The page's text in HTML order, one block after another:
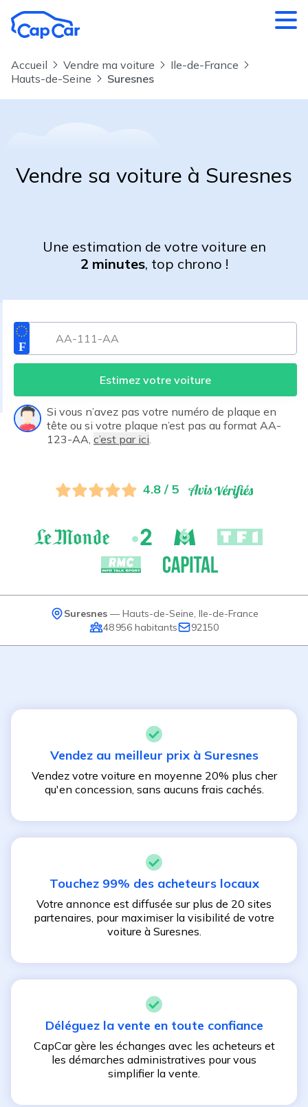
Accueil Vendre ma voiture
Ile-de-France
Hauts-de-Seine
Suresnes
Vendre sa voiture à Suresnes
Une estimation de votre voiture en
2 minutes, top chrono !
Estimez votre voiture
Si vous n’avez pas votre numéro de plaque en
tête ou si votre plaque n’est pas au format AA-
123-AA, c’est par ici
4.8 / 5
Suresnes— Hauts-de-Seine Ile-de-France
48 956 habitants 92150
Vendez au meilleur prix à Suresnes
Vendez votre voiture en moyenne 20% plus cher
qu'en concession, sans aucuns frais cachés.
Touchez 99% des acheteurs locaux
Votre annonce est diffusée sur plus de 20 sites
partenaires, pour maximiser la visibilité de votre
voiture à Suresnes.
Déléguez la vente en toute confiance
CapCar gère les échanges avec les acheteurs et
les démarches administratives pour vous
simplifier la vente.